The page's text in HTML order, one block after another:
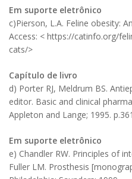
Em suporte eletrônico
c)Pierson, L.A. Feline obesity:
Access: < https://catinfo.org/
cats/>
Capítulo de livro
d) Porter RJ, Meldrum BS.
editor. Basic and clinical
Appleton and Lange; 1995.
Em suporte eletrônico
e) Chandler RW. Principles of
Fuller LM. Prosthesis